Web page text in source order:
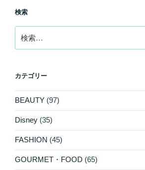
検索
索:
カテゴリー
BEAUTY (97)
Disney (35)
FASHION (45)
GOURMET・FOOD (65)